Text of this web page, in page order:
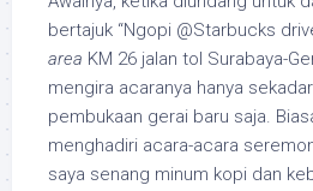
bertajuk “Ngopi @Starbucks
area KM 26 jalan tol Surabaya-
mengira acaranya hanya
pembukaan gerai baru saja.
menghadiri acara-acara
saya senang minum kopi dan